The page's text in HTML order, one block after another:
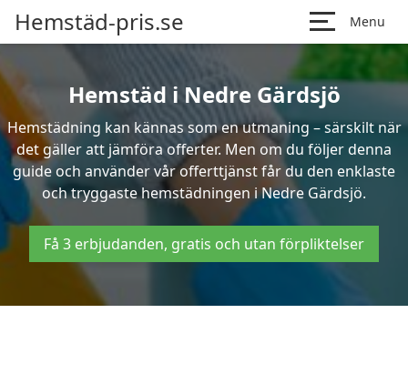
Hemstäd-pris.se Menu
Hemstäd i Nedre Gärdsjö
Hemstädning kan kännas som en utmaning – särskilt när
det gäller att jämföra offerter. Men om du följer denna
guide och använder vår offerttjänst får du den enklaste
och tryggaste hemstädningen i Nedre Gärdsjö.
Få 3 erbjudanden, gratis och utan förpliktelser